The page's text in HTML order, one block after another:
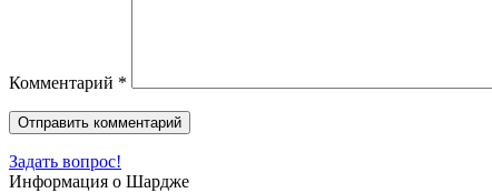
Комментарий *
Задать вопрос!
Информация о Шардже